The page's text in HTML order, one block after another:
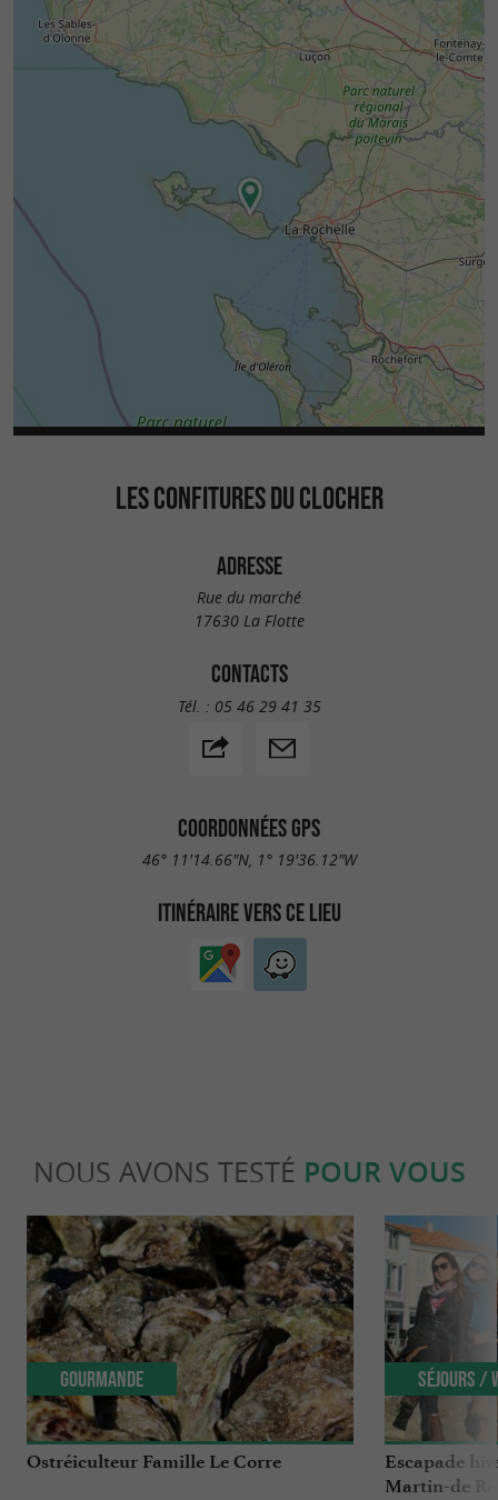
LES CONFITURES DU CLOCHER
ADRESSE
Rue du marché
17630 La Flotte
CONTACTS
Tél. : 05 46 29 41 35
COORDONNÉES GPS
46° 11'14.66"N, 1° 19'36.12"W
ITINÉRAIRE VERS CE LIEU
NOUS AVONS TESTÉ POUR VOUS
Ostréiculteur Famille Le Corre
Gourmande
Escapade
Martin-de Ré
Séjours /